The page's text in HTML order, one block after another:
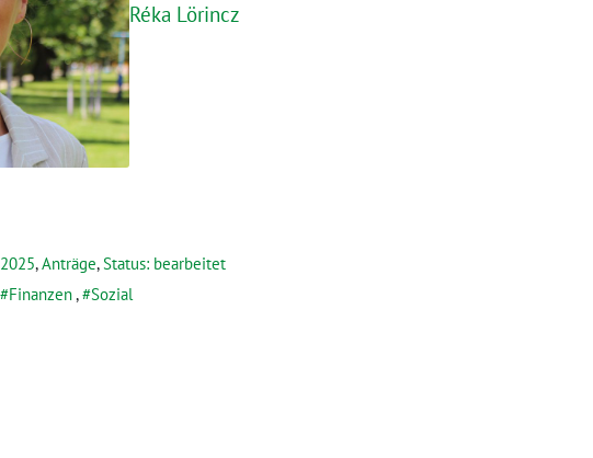
Réka Lörincz
2025,Anträge,Status: bearbeitet
Finanzen, Sozial